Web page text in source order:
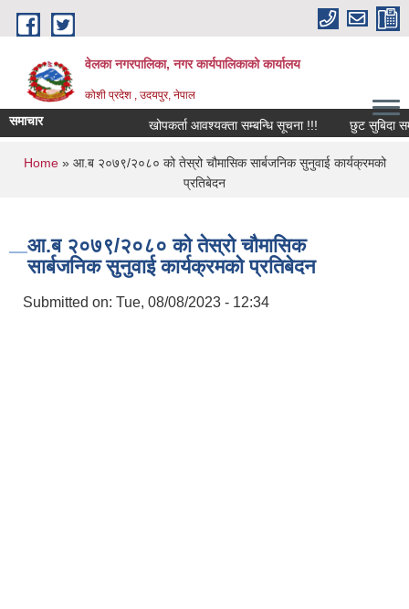
Skip to main content
वेलका नगरपालिका, नगर कार्यपालिकाको कार्यालय
कोशी प्रदेश , उदयपुर, नेपाल
समाचार खोपकर्ता आवश्यक्ता सम्बन्धि सूचना !!! छुट सुबिदा
You are here
Home» आ.ब २०७९/२०८० को तेस्रो चौमासिक सार्बजनिक सुनुवाई कार्यक्रमको
प्रतिबेदन
आ.ब २०७९/२०८० को तेस्रो चौमासिक
सार्बजनिक सुनुवाई कार्यक्रमको प्रतिबेदन
Submitted on: Tue, 08/08/2023 - 12:34